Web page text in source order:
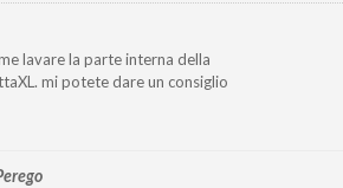
lavare la parte interna della
mi potete dare un consiglio